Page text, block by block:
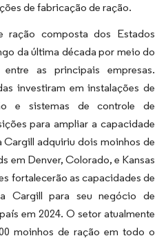
de fabricação de ração.
ração composta dos Estados
da última década por meio do
as principais empresas.
investiram em instalações de
e sistemas de controle de
para ampliar a capacidade
Cargill adquiriu dois moinhos de
em Denver, Colorado, e Kansas
fortalecerão as capacidades de
Cargill para seu negócio de
em 2024. O setor atualmente
moinhos de ração em todo o